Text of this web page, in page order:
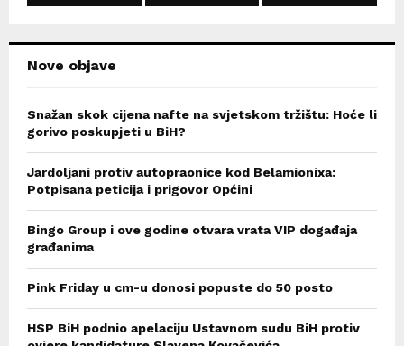
Nove objave
Snažan skok cijena nafte na svjetskom tržištu: Hoće li
gorivo poskupjeti u BiH?
Jardoljani protiv autopraonice kod Belamionixa:
Potpisana peticija i prigovor Općini
Bingo Group i ove godine otvara vrata VIP događaja
građanima
Pink Friday u cm-u donosi popuste do 50 posto
HSP BiH podnio apelaciju Ustavnom sudu BiH protiv